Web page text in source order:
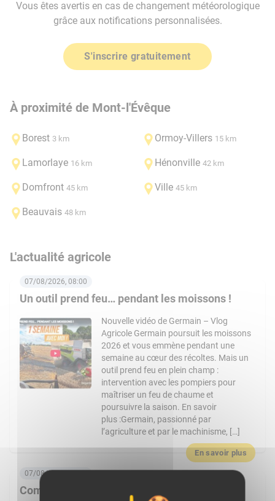
Vous êtes avertis en cas de changement météorologique
grâce aux notifications personnalisées.
S'inscrire gratuitement
À proximité de Mont-l'Évêque
Borest 3 km Ormoy-Villers 15 km
Lamorlaye 16 km Hénonville 42 km
Domfront 45 km Ville 45 km
Beauvais 48 km
L'actualité agricole
Un outil prend feu… pendant les moissons !
07/08/2026, 08:00
Nouvelle vidéo de Germain – Vlog
Agricole Germain poursuit les moissons
2026 et vous emmène pendant une
semaine au cœur des récoltes. Mais un
outil prend feu en plein champ :
intervention avec les pompiers pour
maîtriser un feu de chaume et
poursuivre la saison. En savoir
plus :Germain, passionné par
l’agriculture et par le machinisme, […]
En savoir plus
Comment Frais Émincés dynamise le rayon
07/08/2026, 06:00